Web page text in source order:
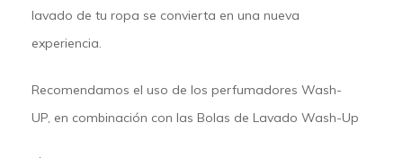
lavado de tu ropa se convierta en una nueva
experiencia.
Recomendamos el uso de los perfumadores Wash-
UP, en combinación con las Bolas de Lavado Wash-Up